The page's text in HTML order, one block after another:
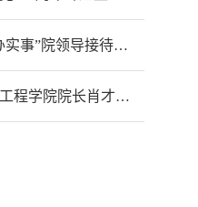
学院开展“我为师生办实事”院领导接待日活动
‌邵阳学院土木与建筑工程学院院长肖才远一行来我院交流智慧交通专业建设